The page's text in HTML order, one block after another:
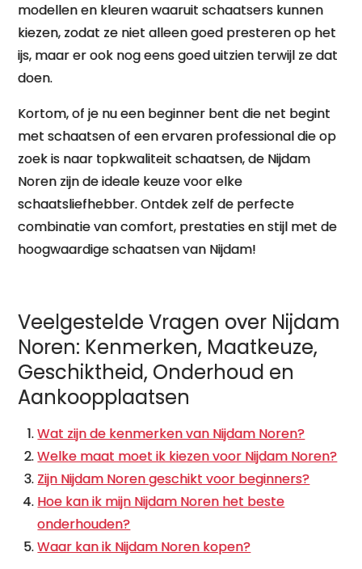
modellen en kleuren waaruit schaatsers kunnen
kiezen, zodat ze niet alleen goed presteren op het
ijs, maar er ook nog eens goed uitzien terwijl ze dat
doen.
Kortom, of je nu een beginner bent die net begint
met schaatsen of een ervaren professional die op
zoek is naar topkwaliteit schaatsen, de Nijdam
Noren zijn de ideale keuze voor elke
schaatsliefhebber. Ontdek zelf de perfecte
combinatie van comfort, prestaties en stijl met de
hoogwaardige schaatsen van Nijdam!
Veelgestelde Vragen over Nijdam
Noren: Kenmerken, Maatkeuze,
Geschiktheid, Onderhoud en
Aankoopplaatsen
Wat zijn de kenmerken van Nijdam Noren?
Welke maat moet ik kiezen voor Nijdam Noren?
Zijn Nijdam Noren geschikt voor beginners?
Hoe kan ik mijn Nijdam Noren het beste
onderhouden?
Waar kan ik Nijdam Noren kopen?